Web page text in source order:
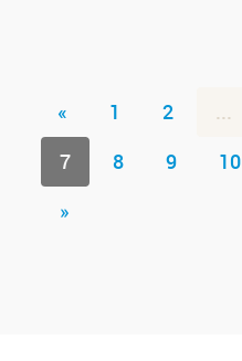
« 1 2 ...
7
8 9 10
»